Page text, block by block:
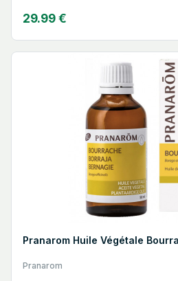
29.99 €
Pranarom Huile Végétale
Pranarom